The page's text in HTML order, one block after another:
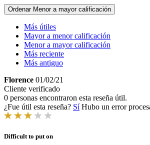
Ordenar Menor a mayor calificación
Más útiles
Mayor a menor calificación
Menor a mayor calificación
Más reciente
Más antiguo
Florence 01/02/21
Cliente verificado
0 personas encontraron esta reseña útil.
¿Fue útil esta reseña? Sí Hubo un error
Difficult to put on